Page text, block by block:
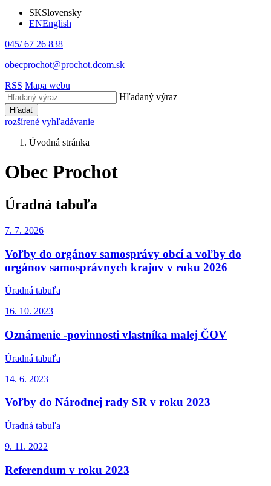
SKSlovensky
ENEnglish
045/ 67 26 838
obecprochot@prochot.dcom.sk
RSS Mapa webu
Hľadaný výraz
Hľadať
rozšírené vyhľadávanie
Úvodná stránka
Obec Prochot
Úradná tabuľa
7. 7. 2026
Voľby do orgánov samosprávy obcí a voľby do
orgánov samosprávnych krajov v roku 2026
Úradná tabuľa
16. 10. 2023
Oznámenie -povinnosti vlastníka malej ČOV
Úradná tabuľa
14. 6. 2023
Voľby do Národnej rady SR v roku 2023
Úradná tabuľa
9. 11. 2022
Referendum v roku 2023